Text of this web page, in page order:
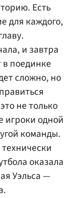
Есть
для каждого,
и завтра
в поединке
сложно, но
не только
игроки одной
команды.
оказала
Уэльса —